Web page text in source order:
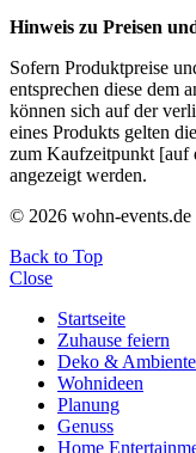
Hinweis zu Preisen
Sofern Produktpreise
entsprechen diese dem
können sich auf der
eines Produkts gelten
zum Kaufzeitpunkt [auf
angezeigt werden.
© 2026 wohn-events.de
Back to Top
Close
Startseite
Zuhause feiern
Deko & Ambiente
Wohnideen
Planung
Genuss
Home